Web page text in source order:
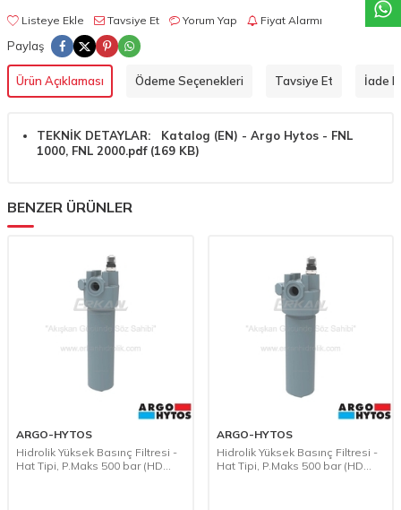
Listeye Ekle Tavsiye Et Yorum Yap Fiyat Alarmı
Paylaş
Ürün Açıklaması Ödeme Seçenekleri Tavsiye Et İade
TEKNİK DETAYLAR: Katalog (EN) - Argo Hytos - FNL
1000, FNL 2000.pdf (169 KB)
BENZER ÜRÜNLER
ARGO-HYTOS
Hidrolik Yüksek Basınç Filtresi -
Hat Tipi, P.Maks 500 bar (HD
ARGO-HYTOS
Hidrolik Yüksek Basınç Filtresi -
Hat Tipi, P.Maks 500 bar (HD